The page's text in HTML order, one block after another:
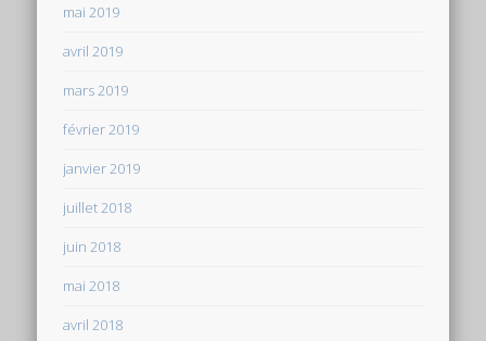
mai 2019
avril 2019
mars 2019
février 2019
janvier 2019
juillet 2018
juin 2018
mai 2018
avril 2018